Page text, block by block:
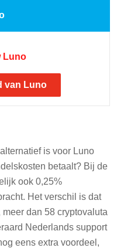
van Luno
is voor Luno
betaalt? Bij de
ook 0,25%
Het verschil is dat
dan 58 cryptovaluta
Nederlands support
eens extra voordeel,